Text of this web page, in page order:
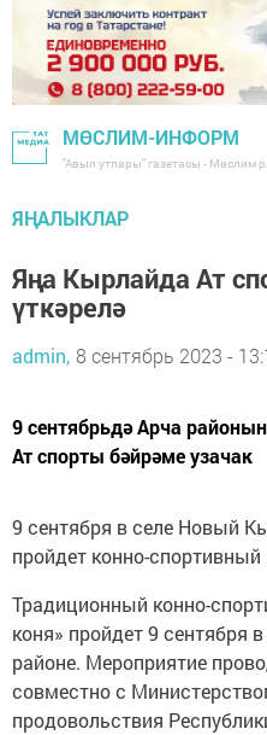
МӨСЛИМ-ИНФОРМ
"Авыл утлары" газетасы - Мөслим
ЯҢАЛЫКЛАР
Яңа Кырлайда Ат
үткәрелә
admin, 8 сентябрь 2023 -
9 сентябрьдә Арча
Ат спорты бәйрәме узачак
9 сентября в селе Новый
пройдет конно-
Традиционный конно-
коня» пройдет 9 сентября
районе. Мероприятие
совместно с
продовольствия